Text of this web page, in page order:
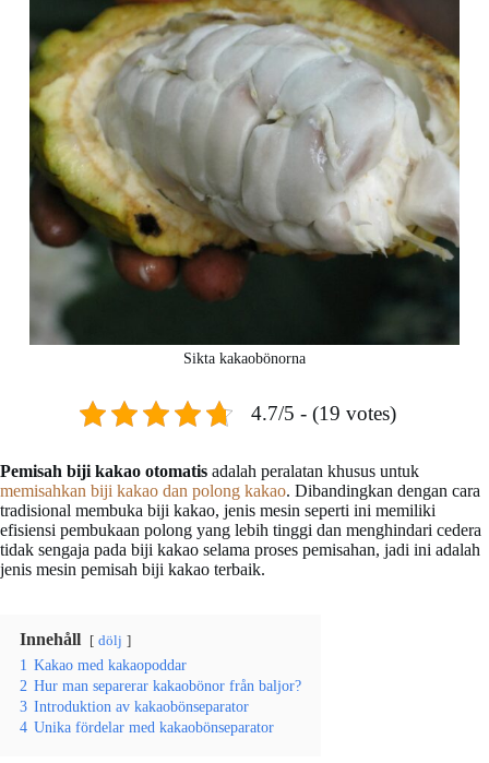
Sikta kakaobönorna
4.7/5 - (19 votes)
Pemisah biji kakao otomatis adalah peralatan khusus untuk
memisahkan biji kakao dan polong kakao. Dibandingkan dengan cara
tradisional membuka biji kakao, jenis mesin seperti ini memiliki
efisiensi pembukaan polong yang lebih tinggi dan menghindari cedera
tidak sengaja pada biji kakao selama proses pemisahan, jadi ini adalah
jenis mesin pemisah biji kakao terbaik.
Innehåll dölj
1 Kakao med kakaopoddar
2 Hur man separerar kakaobönor från baljor?
3 Introduktion av kakaobönseparator
4 Unika fördelar med kakaobönseparator